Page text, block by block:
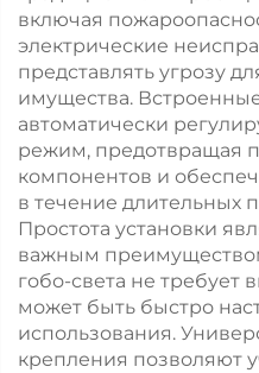
включая
электрические
представлять угрозу
имущества.
автоматически
режим, предотвращая
компонентов и
в течение длительных
Простота установки
важным
гобо-света не требует
может быть быстро
использования.
крепления позволяют